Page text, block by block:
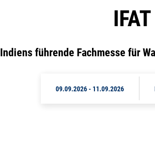
Indiens führende Fachmesse für
09.09.2026- 11.09.2026